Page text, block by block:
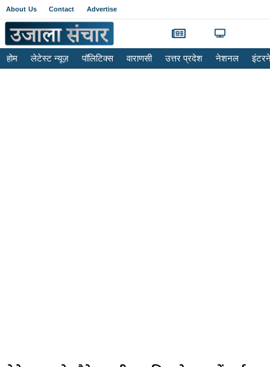
About Us Contact Advertise
होम लेटेस्ट न्यूज़ पॉलिटिक्स वाराणसी उत्तर प्रदेश नेशनल